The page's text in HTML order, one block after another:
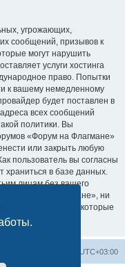
угрожающих,
сообщений, призывов к
могут нарушить
услуги хостинга
право. Попытки
к вашему немедленному
будет поставлен в
всех сообщений
политики. Вы
«Форум на Флагмане»
или закрыть любую
пользователь вы согласны
храниться в базе данных.
лицам без вашего
«Форум на Флагмане», ни
действия хакеров, которые
к ней.
UTC+03:00